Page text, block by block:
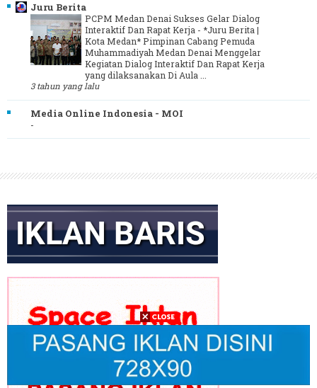
Juru Berita
PCPM Medan Denai Sukses Gelar Dialog
Interaktif Dan Rapat Kerja - *Juru Berita |
Kota Medan* Pimpinan Cabang Pemuda
Muhammadiyah Medan Denai Menggelar
Kegiatan Dialog Interaktif Dan Rapat Kerja
yang dilaksanakan Di Aula ...
3 tahun yang lalu
Media Online Indonesia - MOI
-